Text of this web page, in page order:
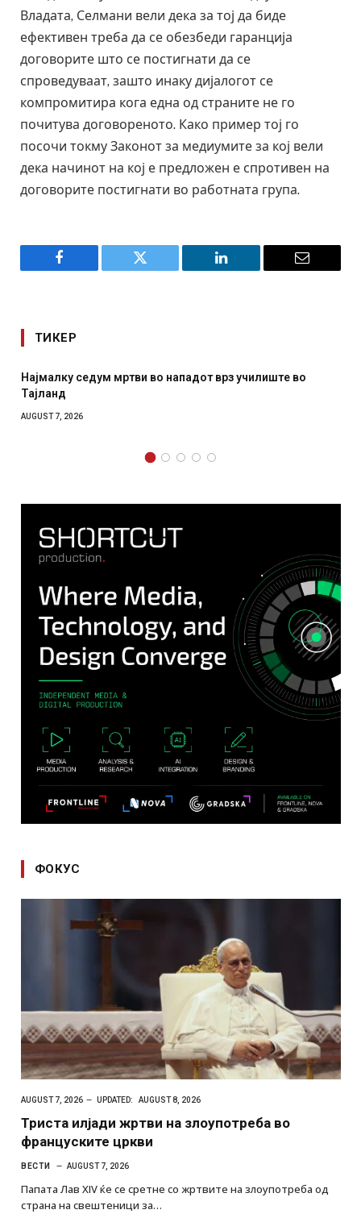
Владата, Селмани вели дека за тој да биде
ефективен треба да се обезбеди гаранција
договорите што се постигнати да се
спроведуваат, зашто инаку дијалогот се
компромитира кога една од страните не го
почитува договореното. Како пример тој го
посочи токму Законот за медиумите за кој вели
дека начинот на кој е предложен е спротивен на
договорите постигнати во работната група.
Facebook Twitter LinkedIn Email
ТИКЕР
Најмалку седум мртви во нападот врз училиште во
Тајланд
AUGUST 7, 2026
ФОКУС
AUGUST 7, 2026 UPDATED: AUGUST 8, 2026
Триста илјади жртви на злоупотреба во
француските цркви
ВЕСТИ AUGUST 7, 2026
Папата Лав XIV ќе се сретне со жртвите на злоупотреба од
страна на свештеници за…